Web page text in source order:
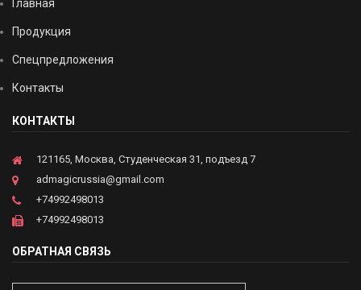
Главная
Продукция
Спецпредложения
Контакты
КОНТАКТЫ
121165, Москва, Студенческая 31, подъезд 7
admagicrussia@gmail.com
+74992498013
+74992498013
ОБРАТНАЯ СВЯЗЬ